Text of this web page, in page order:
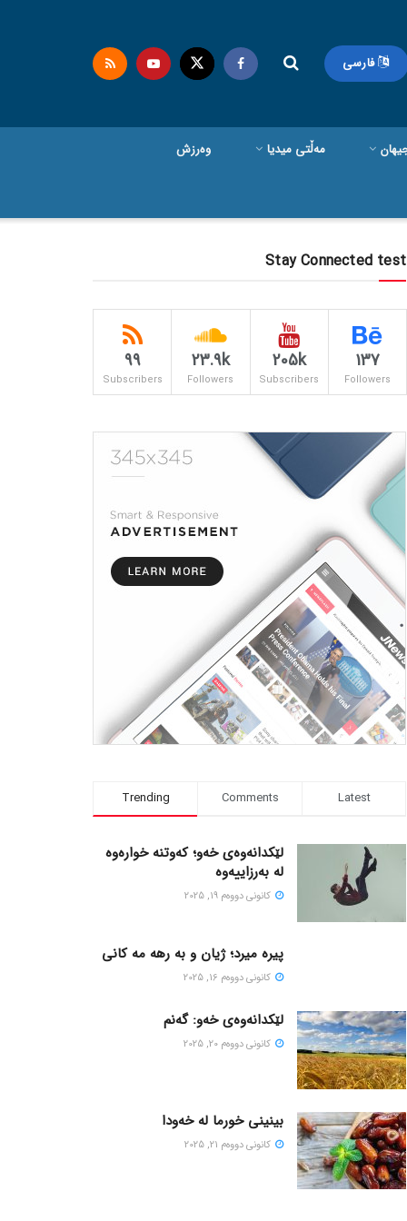
فارسی
مەڵتی میدیا وەرزش
Stay Connected test
137
Followers
205k
Subscribers
23.9k
Followers
99
Subscribers
Trending Comments Latest
لێکدانەوەی خەو؛ کەوتنە خوارەوە
لە بەرزاییەوە
كانونی دووه‌م 19, 2025
پیره میرد؛ ژیان و به رهه مه کانی
كانونی دووه‌م 16, 2025
لێکدانەوەی خەو: گەنم
كانونی دووه‌م 20, 2025
بینینی خورما لە خەودا
كانونی دووه‌م 21, 2025